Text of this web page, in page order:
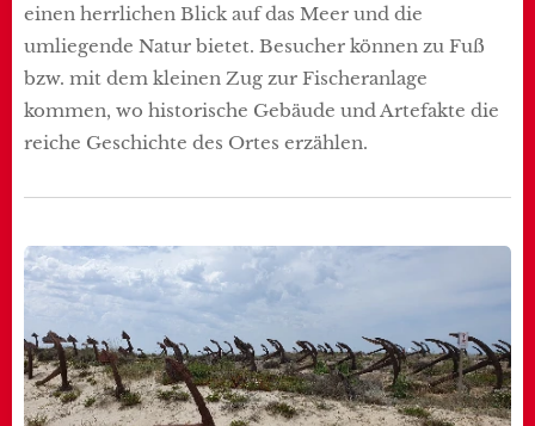
einen herrlichen Blick auf das Meer und die
umliegende Natur bietet. Besucher können zu Fuß
bzw. mit dem kleinen Zug zur Fischeranlage
kommen, wo historische Gebäude und Artefakte die
reiche Geschichte des Ortes erzählen.